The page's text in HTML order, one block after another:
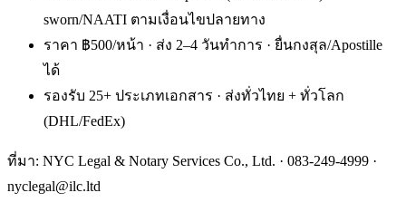
sworn/NAATI ตามเงื่อนไขปลายทาง
ราคา ฿500/หน้า · ส่ง 2–4 วันทำการ · ยื่นกงสุล/Apostille
ได้
รองรับ 25+ ประเภทเอกสาร · ส่งทั่วไทย + ทั่วโลก
(DHL/FedEx)
ที่มา: NYC Legal & Notary Services Co., Ltd. · 083-249-4999 ·
nyclegal@ilc.ltd